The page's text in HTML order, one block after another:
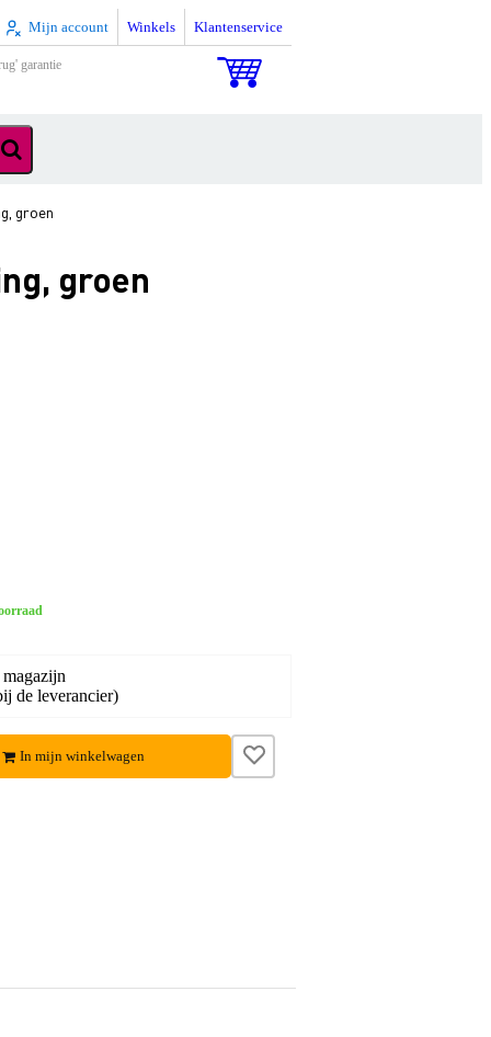
Mijn account Winkels Klantenservice
garantie
groen
groen
de leverancier)
In mijn winkelwagen